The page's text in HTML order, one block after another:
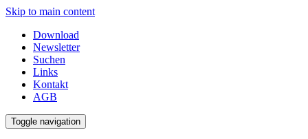
Skip to main content
Download
Newsletter
Suchen
Links
Kontakt
AGB
Toggle navigation